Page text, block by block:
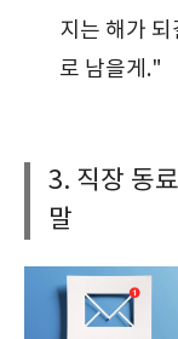
지는 해가
로 남을게."
3. 직장 동
말